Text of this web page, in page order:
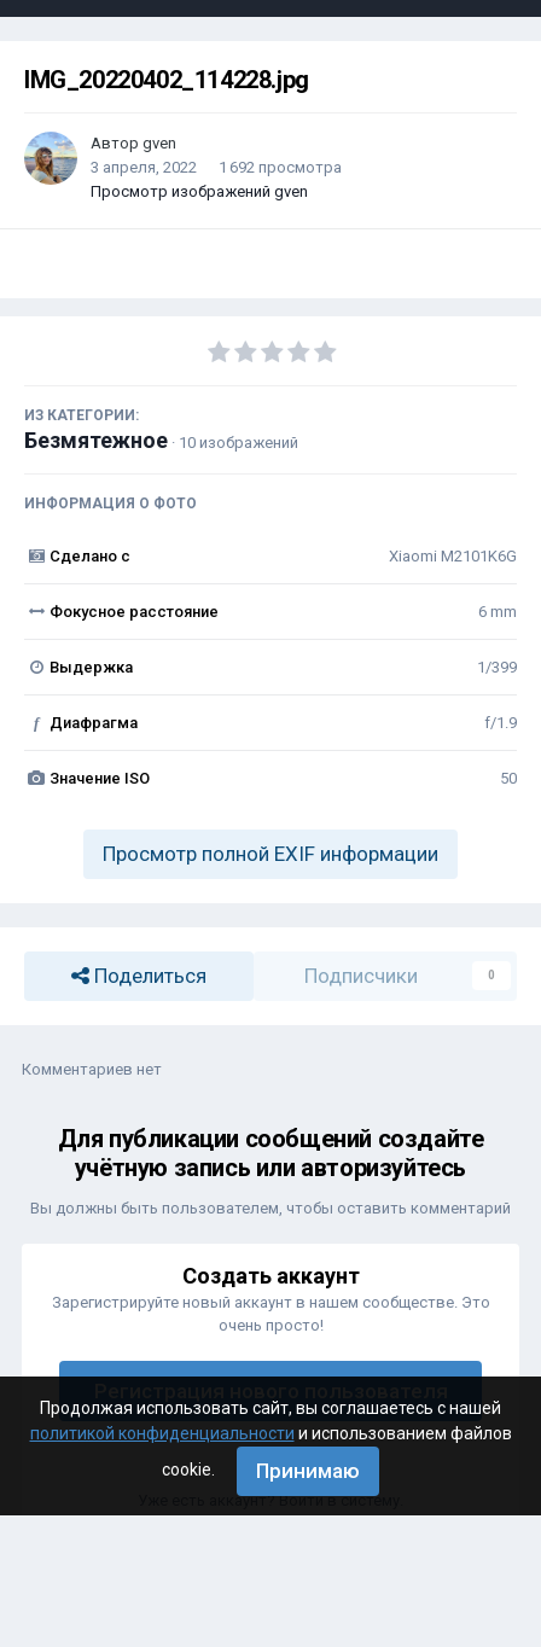
IMG_20220402_114228.jpg
Автор gven
3 апреля, 2022
1 692 просмотра
Просмотр изображений gven
ИЗ КАТЕГОРИИ:
Безмятежное · 10 изображений
ИНФОРМАЦИЯ О ФОТО
Сделано с Xiaomi M2101K6G
Фокусное расстояние 6 mm
Выдержка 1/399
f Диафрагма f/1.9
Значение ISO 50
Просмотр полной EXIF информации
Поделиться Подписчики 0
Комментариев нет
Для публикации сообщений создайте
учётную запись или авторизуйтесь
Вы должны быть пользователем, чтобы оставить комментарий
Создать аккаунт
Зарегистрируйте новый аккаунт в нашем сообществе. Это
очень просто!
Войти
Уже есть аккаунт? Войти в систему.
Продолжая использовать сайт, вы соглашаетесь с нашей
политикой конфиденциальности и использованием файлов
cookie.
Принимаю